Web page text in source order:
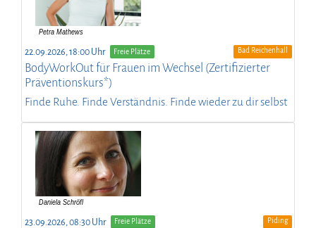
22.09.2026, 18:00 Uhr Freie Plätze Bad Reichenhall
BodyWorkOut für Frauen im Wechsel (Zertifizierter
Präventionskurs*)
Finde Ruhe. Finde Verständnis. Finde wieder zu dir selbst
23.09.2026, 08:30 Uhr Freie Plätze Piding